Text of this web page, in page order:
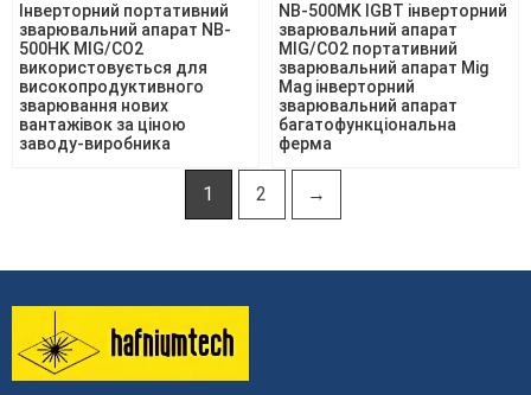
Інверторний портативний
зварювальний апарат NB-
500HK MIG/CO2
використовується для
високопродуктивного
зварювання нових
вантажівок за ціною
заводу-виробника
NB-500MK IGBT інверторний
зварювальний апарат
MIG/CO2 портативний
зварювальний апарат Mig
Mag інверторний
зварювальний апарат
багатофункціональна
ферма
1 2 →